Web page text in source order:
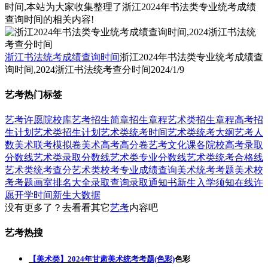
时间,本站为大家收集整理了浙江2024年书法类专业统考成绩
查询时间的相关内容!
浙江书法统考成绩查询时间浙江2024年书法类专业统考成绩查
询时间,2024浙江书法统考查分时间2024/1/9
艺考热门标签
艺考许愿院校库艺考招生简章招生章程艺术类招生章程高考招
生计划 艺术类招生计划 艺术类统考时间艺术类统考大纲艺考人
数美术联考模拟卷美术高考高分卷艺考文化课各院校高考录取
分数线艺术类录取分数线艺术类专业分数线艺术类统考合格线
艺术类统考查分艺术类校考专业成绩查询美术统考考题美术校
考考题画室排名大全录取查询录取通知书新生入学须知在线许
愿开学时间新生大数据
没有更多了？去看看其它艺考内容吧
艺考热搜
【美术类】2024年甘肃美术统考考题(色彩)色彩